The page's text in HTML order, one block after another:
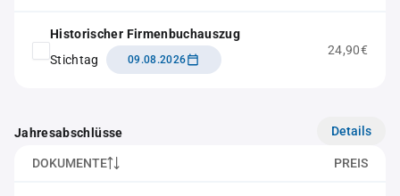
Historischer Firmenbuchauszug
Stichtag
09.08.2026
24,90€
Jahresabschlüsse Details
DOKUMENTE PREIS